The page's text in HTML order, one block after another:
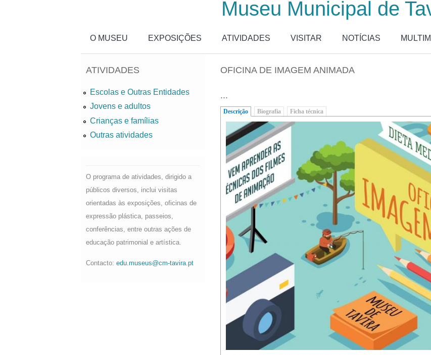
Museu Municipal de
O MUSEU EXPOSIÇÕES ATIVIDADES VISITAR NOTÍCIAS
OFICINA DE IMAGEM ANIMADA
...
Descrição (separador ativo)
Biografia Ficha técnica
ATIVIDADES
Escolas e Outras Entidades
Jovens e adultos
Crianças e famílias
Outras atividades
O programa de atividades, dirigido a
públicos diversos, inclui visitas
orientadas às exposições, oficinas de
expressão plástica, passeios,
conferências, entre outras ações de
educação patrimonial e artística.
Contacto: edu.museus@cm-tavira.pt